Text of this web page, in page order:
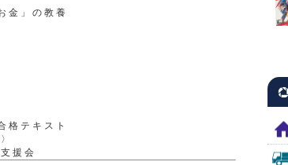
金」の教養
格テキスト
援会